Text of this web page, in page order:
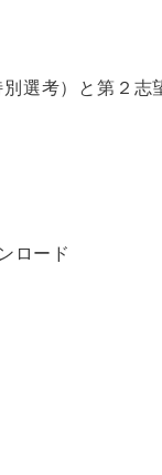
選考）と第２志
ロード